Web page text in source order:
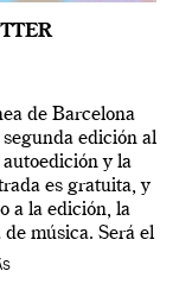
de Barcelona
edición al
y la
es gratuita, y
a la edición, la
música. Será el